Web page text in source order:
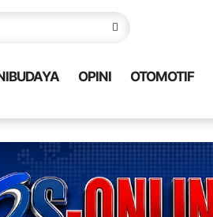
OPINI OTOMOTIF